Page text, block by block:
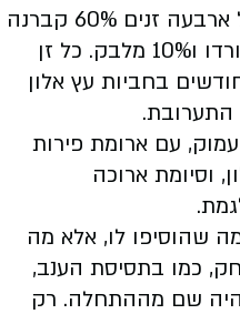
הוא בלנד של ארבעה זנים 60% קברנה
סוביניון, 18% מרלו, 12% פטי ורדו ו10% מלבק. כל זן
בחביות עץ אלון
התערובת.
עם ארומת פירות
וסיומת ארוכה
שהוסיפו לו, אלא מה
כמו בתסיסת הענב,
היה שם מההתחלה. רק